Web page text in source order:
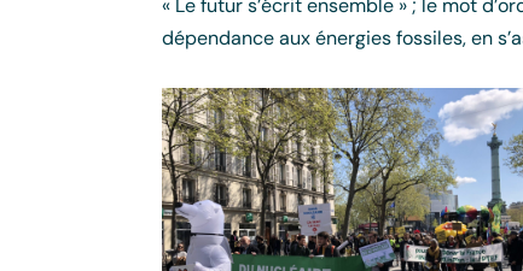
« Le futur s’écrit ensemble » ; le mot
dépendance aux énergies fossiles, en